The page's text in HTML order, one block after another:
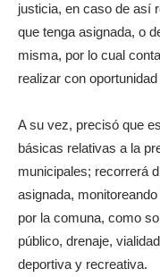
justicia, en caso de así
que tenga asignada, o
misma, por lo cual
realizar con
A su vez, precisó que
básicas relativas a la
municipales; recorrerá
asignada,
por la comuna, como
público, drenaje,
deportiva y recreativa.